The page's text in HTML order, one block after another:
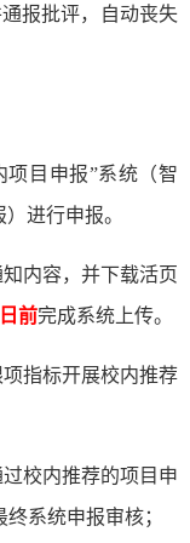
报批评，自动丧失
项目申报”系统（智
进行申报。
内容，并下载活页
前完成系统上传。
指标开展校内推荐
校内推荐的项目申
系统申报审核；